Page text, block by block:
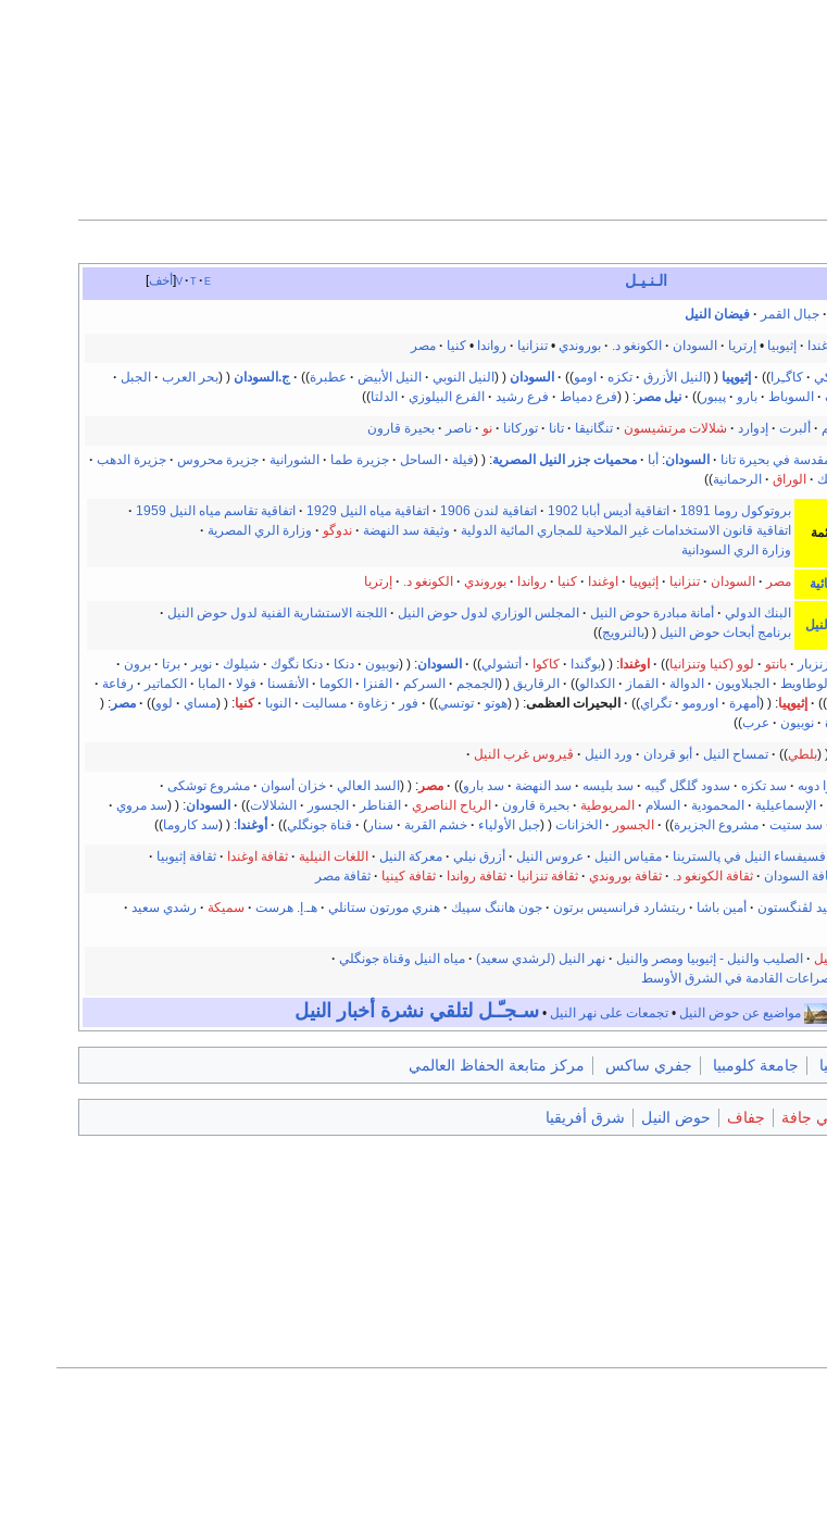
أخف v t e الـنـيـل
جبال القمر فيضان النيل
إثيوبيا •إرتريا السودان الكونغو د. بوروندي •تنزانيا رواندا •كنيا مصر
كاگـِرا إثيوپيا النيل الأزرق تكزه اومو السودان النيل النوبي النيل الأبيض عطبرة ج.السودان بحر العرب
الجبل
السوباط بارو پيبور نيل مصر: فرع دمياط فرع رشيد الفرع البيلوزي الدلتا
ألبرت إدوارد شلالات مرتشيسون تنگانيقا تانا توركانا نو ناصر بحيرة قارون
في بحيرة تانا السودان:أبا محميات جزر النيل المصرية: فيلة الساحل جزيرة طما الشورانية جزيرة محروس
جزيرة الدهب
الوراق الرحمانية
بروتوكول روما 1891 اتفاقية أديس أبابا 1902 اتفاقية لندن 1906 اتفاقية مياه النيل 1929
اتفاقية تقاسم مياه النيل 1959
اتفاقية قانون الاستخدامات غير الملاحية للمجاري المائية الدولية
وثيقة سد النهضة ندوگو
وزارة الري المصرية
وزارة الري السودانية
مصر السودان تنزانيا إثيوپيا اوغندا كنيا رواندا بوروندي الكونغو د. إرتريا
البنك الدولي أمانة مبادرة حوض النيل المجلس الوزاري لدول حوض النيل
اللجنة الاستشارية الفنية لدول حوض النيل
برنامج أبحاث حوض النيل
بالنرويج
بانتو لوو (كنيا وتنزانيا اوغندا: بوگندا كاكوا أتشولي السودان: نوبيون دنكا دنكا نگوك شيلوك نوير برتا
برون
الجبلاويون الدوالة القماز الكدالو الرقاريق الجمجم السركم القنزا الكوما الأنقسنا فولا المابا الكماتير
رفاعة
إثيوپيا: أمهرة اورومو تگراي البحيرات العظمى: هوتو توتسي فور زغاوة مساليت النوبا كنيا: مساي لوو مصر:
نوبيون عرب
بلطي تمساح النيل أبو قردان ورد النيل ڤيروس غرب النيل
دوبه سد تكزه سدود گلگل گيبه سد بليسه سد النهضة سد بارو مصر: السد العالي خزان أسوان
مشروع توشكى
الإسماعيلية المحمودية السلام المريوطية بحيرة قارون الرياح الناصري القناطر الجسور الشلالات السودان:
سد مروي
سد ستيت مشروع الجزيرة الجسور الخزانات جبل الأولياء خشم القربة سنار) قناة جونگلي أوغندا: سد كاروما
فسيفساء النيل في پالسترينا مقياس النيل عروس النيل أزرق نيلي معركة النيل اللغات النيلية ثقافة اوغندا
ثقافة إثيوبيا
السودان ثقافة الكونغو د. ثقافة بوروندي ثقافة تنزانيا ثقافة رواندا ثقافة كينيا ثقافة مصر
لڤنگستون أمين باشا ريتشارد فرانسيس برتون جون هاننگ سپيك هنري مورتون ستانلي هـ.إ. هرست سميكة
رشدي سعيد
الصليب والنيل - إثيوبيا ومصر والنيل نهر النيل (لرشدي سعيد)
مياه النيل وقناة جونگلي
القادمة في الشرق الأوسط
مواضيع عن حوض النيل • تجمعات على نهر النيل • سـجـّـل لتلقي نشرة أخبار النيل
جامعة كلومبيا جفري ساكس مركز متابعة الحفاظ العالمي
جافة جفاف حوض النيل شرق أفريقيا